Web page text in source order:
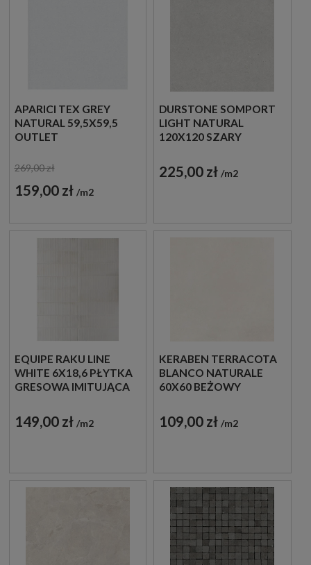
APARICI TEX GREY
NATURAL 59,5X59,5
OUTLET
269,00 zł
159,00 zł m2
DURSTONE SOMPORT
LIGHT NATURAL
120X120 SZARY
BETON W DUŻYM
FORMACIE
225,00 zł m2
EQUIPE RAKU LINE
WHITE 6X18,6 PŁYTKA
GRESOWA IMITUJĄCA
149,00 zł m2
KERABEN TERRACOTA
BLANCO NATURALE
60X60 BEŻOWY
BETON
109,00 zł m2